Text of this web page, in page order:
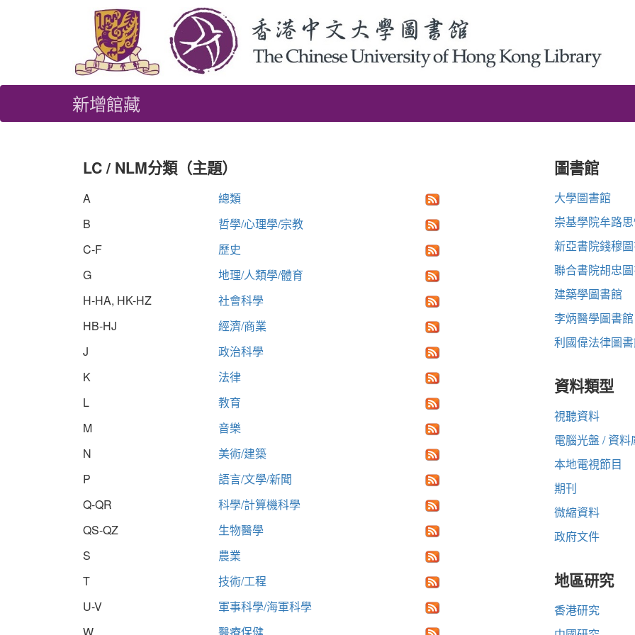
新增館藏
LC / NLM分類（主題）
A
總類
B
哲學/心理學/宗教
C-F
歷史
G
地理/人類學/體育
H-HA, HK-HZ
社會科學
HB-HJ
經濟/商業
J
政治科學
K
法律
L
教育
M
音樂
N
美術/建築
P
語言/文學/新聞
Q-QR
科學/計算機科學
QS-QZ
生物醫學
S
農業
T
技術/工程
U-V
軍事科學/海軍科學
圖書館
大學圖書館
崇基學院牟路
新亞書院錢穆
聯合書院胡忠
建築學圖書館
李炳醫學圖書館
利國偉法律圖
資料類型
視聽資料
電腦光盤 / 資料
本地電視節目
期刊
微縮資料
政府文件
地區研究
香港研究